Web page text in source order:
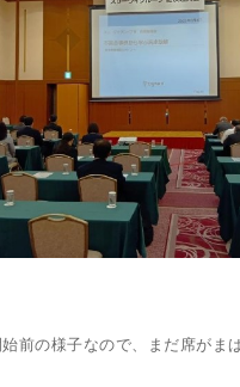
前の様子なので、まだ席がま